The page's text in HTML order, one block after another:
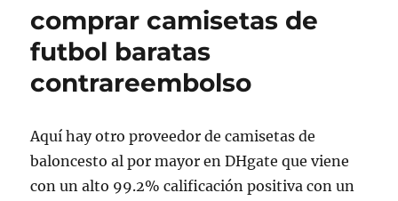
comprar camisetas de
futbol baratas
contrareembolso
Aquí hay otro proveedor de camisetas de
baloncesto al por mayor en DHgate que viene
con un alto 99.2% calificación positiva con un